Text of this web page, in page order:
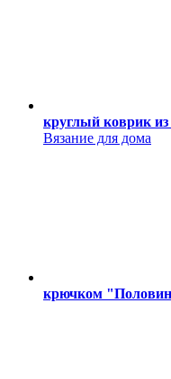
круглый коврик
Вязание для дома
крючком